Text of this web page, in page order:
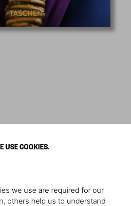
USE COOKIES.
we use are required for our
others help us to understand